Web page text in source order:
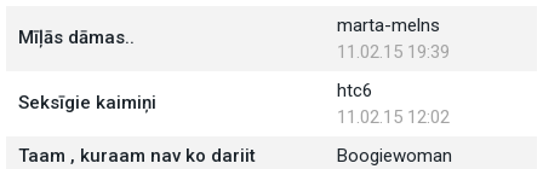
Mīļās dāmas..
marta-melns
11.02.15 19:39
Seksīgie kaimiņi
htc6
11.02.15 12:02
Taam , kuraam nav ko dariit
Boogiewoman